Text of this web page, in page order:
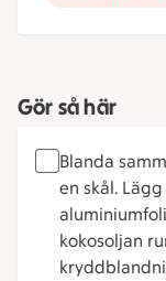
Gör så här
Blanda
en skål.
kokosoljan